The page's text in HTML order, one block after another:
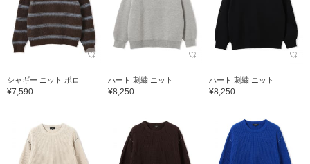
シャギー ニット ポロ
¥7,590
ハート 刺繍 ニット
¥8,250
ハート 刺繍 ニット
¥8,250